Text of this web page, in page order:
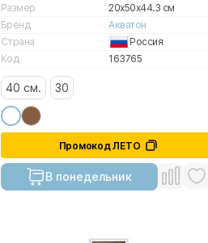
Размер
20x50x44.3 см
Бренд
Акватон
Страна
Россия
Код
163765
40 см. 30
Промокод ЛЕТО
В понедельник